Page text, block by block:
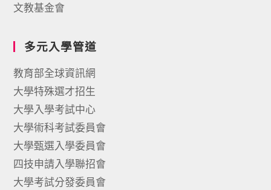
文教基金會
多元入學管道
教育部全球資訊網
大學特殊選才招生
大學入學考試中心
大學術科考試委員會
大學甄選入學委員會
四技申請入學聯招會
大學考試分發委員會